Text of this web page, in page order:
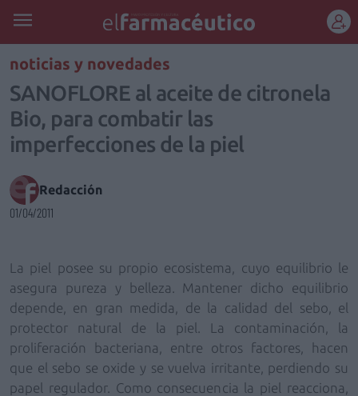
REGÍSTRATE
noticias y novedades
SANOFLORE al aceite de citronela
Bio, para combatir las
imperfecciones de la piel
Redacción
01/04/2011
La piel posee su propio ecosistema, cuyo equilibrio le
asegura pureza y belleza. Mantener dicho equilibrio
depende, en gran medida, de la calidad del sebo, el
protector natural de la piel. La contaminación, la
proliferación bacteriana, entre otros factores, hacen
que el sebo se oxide y se vuelva irritante, perdiendo su
papel regulador. Como consecuencia la piel reacciona,